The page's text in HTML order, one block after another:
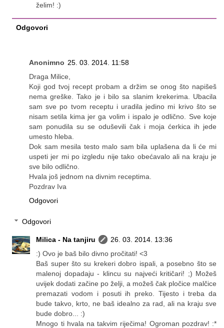
želim! :)
Odgovori
Anonimno 25. 03. 2014. 11:58
Draga Milice,
Koji god tvoj recept probam a držim se onog što napišeš
nema greške. Tako je i bilo sa slanim krekerima. Ubacila
sam sve po tvom receptu i uradila jedino mi krivo što se
nisam setila kima jer ga volim i ispalo je odlično. Sve koje
sam ponudila su se oduševili čak i moja ćerkica ih jede
umesto hleba.
Dok sam mesila testo malo sam bila uplašena da li će mi
uspeti jer mi po izgledu nije tako obećavalo ali na kraju je
sve bilo odlično.
Hvala još jednom na divnim receptima.
Pozdrav Iva
Odgovori
Odgovori
Milica - Na tanjiru
26. 03. 2014. 13:36
:) Ovo je baš bilo divno pročitati! <3
Baš super što su krekeri dobro ispali, a posebno što se
malenoj dopadaju - klincu su najveći kritičari! ;) Možeš
uvijek dodati začine po želji, a možeš čak pločice malčice
premazati vodom i posuti ih preko. Tijesto i treba da
bude takvo, krto, ne baš idealno za rad, ali na kraju sve
bude dobro... :)
Mnogo ti hvala na takvim riječima! Ogroman pozdrav! :*